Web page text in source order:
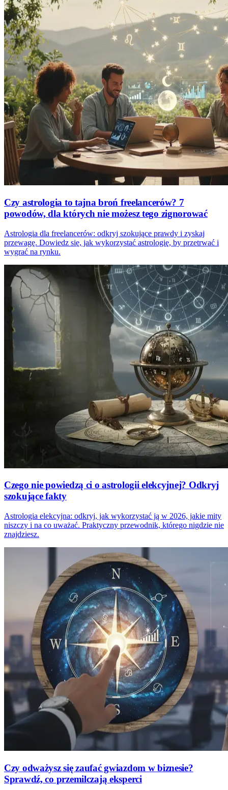
Czy astrologia to tajna broń freelancerów? 7
powodów, dla których nie możesz tego zignorować
Astrologia dla freelancerów: odkryj szokujące prawdy i zyskaj
przewagę. Dowiedz się, jak wykorzystać astrologię, by przetrwać i
wygrać na rynku.
Czego nie powiedzą ci o astrologii elekcyjnej? Odkryj
szokujące fakty
Astrologia elekcyjna: odkryj, jak wykorzystać ją w 2026, jakie mity
niszczy i na co uważać. Praktyczny przewodnik, którego nigdzie nie
znajdziesz.
Czy odważysz się zaufać gwiazdom w biznesie?
Sprawdź, co przemilczają eksperci